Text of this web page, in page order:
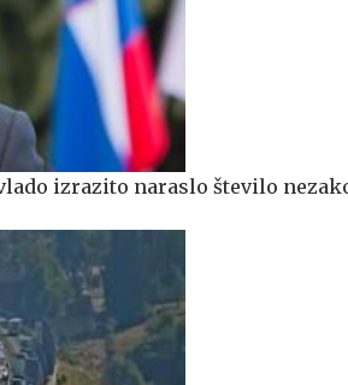
izrazito naraslo število